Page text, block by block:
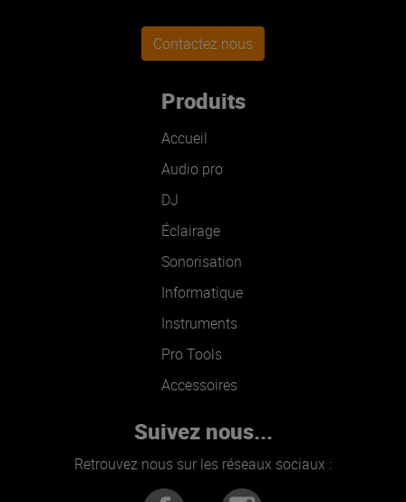
Contactez nous
Produits
Accueil
Audio pro
DJ
Éclairage
Sonorisation
Informatique
Instruments
Pro Tools
Accessoires
Suivez nous...
Retrouvez nous sur les réseaux sociaux :